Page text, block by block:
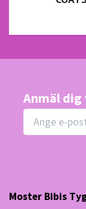
Anmäl
Moster Bibis